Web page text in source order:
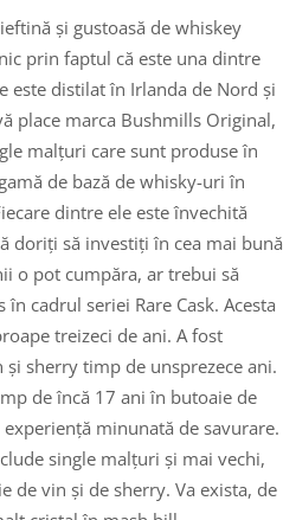
și gustoasă de whiskey
prin faptul că este una dintre
este distilat în Irlanda de Nord și
place marca Bushmills Original,
malțuri care sunt produse în
de bază de whisky-uri în
dintre ele este învechită
doriți să investiți în cea mai bună
o pot cumpăra, ar trebui să
cadrul seriei Rare Cask. Acesta
treizeci de ani. A fost
sherry timp de unsprezece ani.
de încă 17 ani în butoaie de
experiență minunată de savurare.
single malțuri și mai vechi,
de vin și de sherry. Va exista, de